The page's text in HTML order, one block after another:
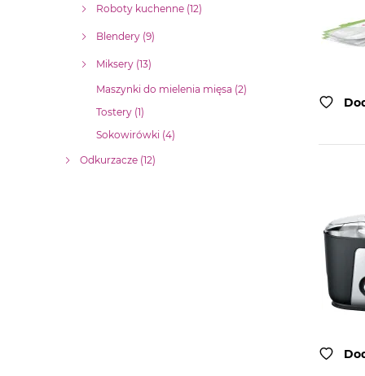
Roboty kuchenne (12)
Blendery (9)
Miksery (13)
Maszynki do mielenia mięsa (2)
Tostery (1)
Sokowirówki (4)
Odkurzacze (12)